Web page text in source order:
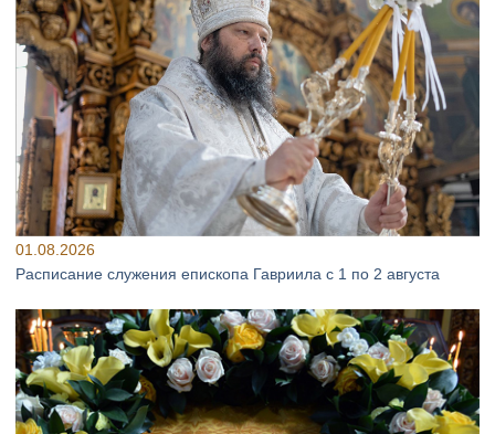
01.08.2026
Расписание служения епископа Гавриила с 1 по 2 августа